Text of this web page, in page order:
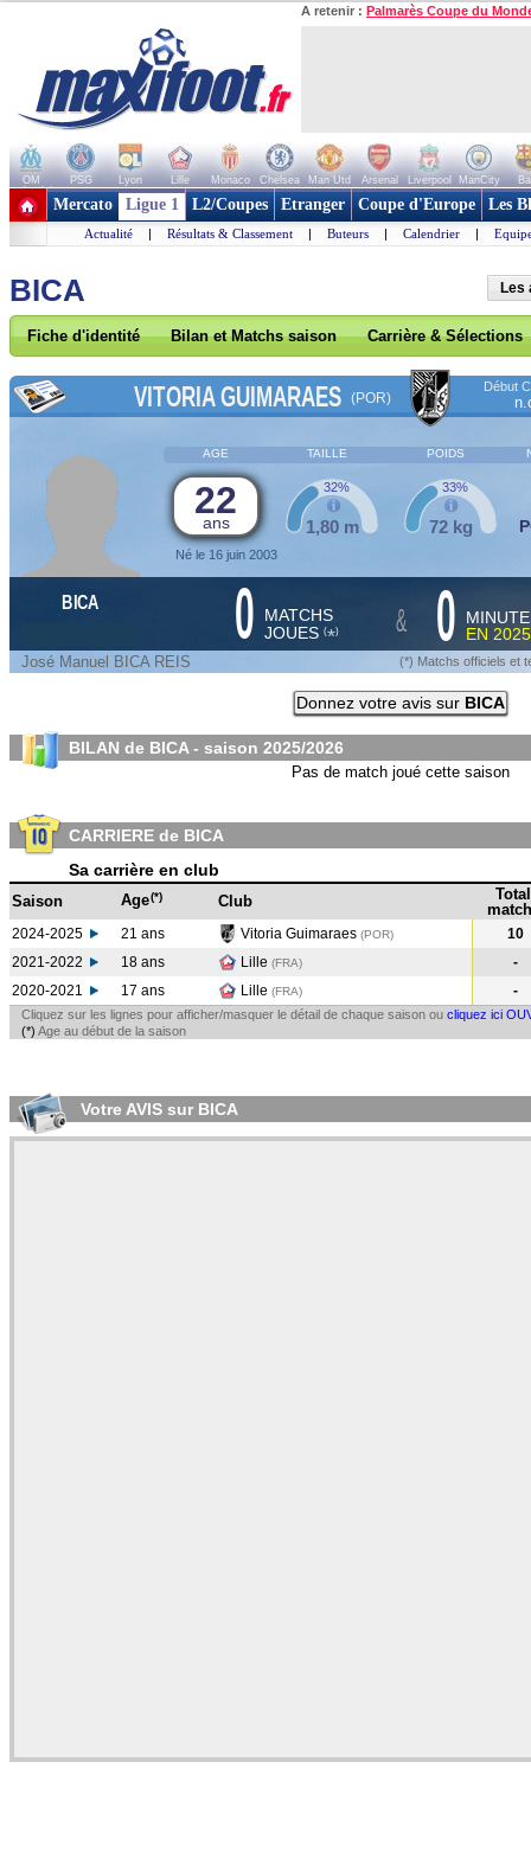
A retenir : Palmarès Coupe du
OM PSG Lyon Lille Monaco Chelsea Man Utd Arsenal Liverpool ManCity
+ de clubs
Mercato Ligue 1 L2/Coupes Etranger Coupe d'Europe Les
Actualité | Résultats & Classement | Buteurs | Calendrier |
BICA Les
Fiche d'identité Bilan et Matchs saison Carrière & Sélections
VITORIA GUIMARAES (POR)
Début
AGE TAILLE POIDS
22
ans
Né le 16 juin 2003
1,80 m
32%
72 kg
33%
BICA 0 MATCHS
JOUES (*) & 0
EN
José Manuel BICA REIS (*) Matchs officiels et
Donnez votre avis sur BICA
BILAN de BICA - saison 2025/2026
Pas de match joué cette saison
CARRIERE de BICA
Sa carrière en club
Saison Age(*) Club
Total
2024-2025 21 ans Vitoria Guimaraes (POR)
10
2021-2022
18 ans Lille (FRA)
-
2020-2021
17 ans Lille (FRA) -
Cliquez sur les lignes pour afficher/masquer le détail de chaque saison ou cliquez ici
(*) Age au début de la saison
Votre AVIS sur BICA